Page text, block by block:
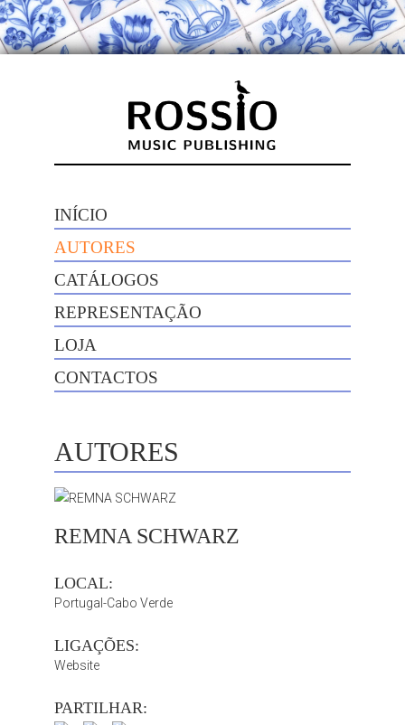
INÍCIO
AUTORES
CATÁLOGOS
REPRESENTAÇÃO
LOJA
CONTACTOS
AUTORES
REMNA SCHWARZ
LOCAL:
Portugal-Cabo Verde
LIGAÇÕES:
Website
PARTILHAR: